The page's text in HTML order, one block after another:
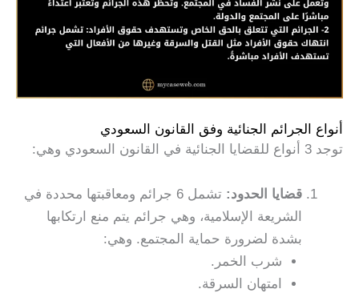
أنواع الجرائم الجنائية وفق القانون السعودي
توجد 3 أنواع للقضايا الجنائية في القانون السعودي وهي:
قضايا الحدود:
تشمل 6 جرائم ومعاقبتها محددة في
الشريعة الإسلامية، وهي جرائم يتم منع ارتكابها
بشدة لضرورة حماية المجتمع. وهي:
شرب الخمر.
امتهان السرقة.